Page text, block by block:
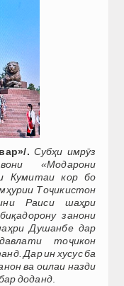
. Субҳи имрӯз
«Модарони
Кумитаи кор бо
Тоҷикистон
Раиси шаҳри
занони
Душанбе дар
тоҷикон
Дар ин хусус ба
ва оилаи назди
доданд.